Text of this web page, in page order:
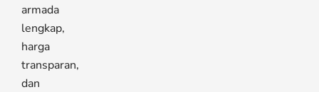
armada
lengkap,
harga
transparan,
dan